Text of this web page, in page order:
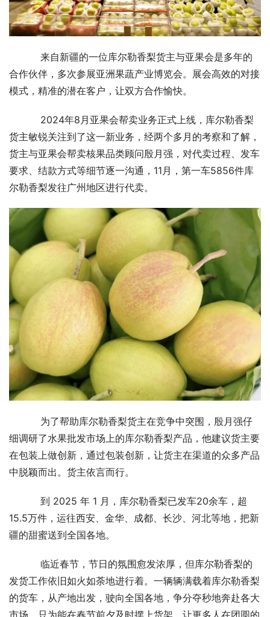
来自新疆的一位库尔勒香梨货主与亚果会是多年的
合作伙伴，多次参展亚洲果蔬产业博览会。展会高效的对接
模式，精准的潜在客户，让双方合作愉快。
2024年8月亚果会帮卖业务正式上线，库尔勒香梨
货主敏锐关注到了这一新业务，经两个多月的考察和了解，
货主与亚果会帮卖核果品类顾问殷月强，对代卖过程、发车
要求、结款方式等细节逐一沟通，11月，第一车5856件库
尔勒香梨发往广州地区进行代卖。
为了帮助库尔勒香梨货主在竞争中突围，殷月强仔
细调研了水果批发市场上的库尔勒香梨产品，他建议货主要
在包装上做创新，通过包装创新，让货主在渠道的众多产品
中脱颖而出。货主依言而行。
到 2025 年 1 月，库尔勒香梨已发车20余车，超
15.5万件，运往西安、金华、成都、长沙、河北等地，把新
疆的甜蜜送到全国各地。
临近春节，节日的氛围愈发浓厚，但库尔勒香梨的
发货工作依旧如火如荼地进行着。一辆辆满载着库尔勒香梨
的货车，从产地出发，驶向全国各地，争分夺秒地奔赴各大
市场，只为能在春节前夕及时摆上货架，让更多人在团圆的